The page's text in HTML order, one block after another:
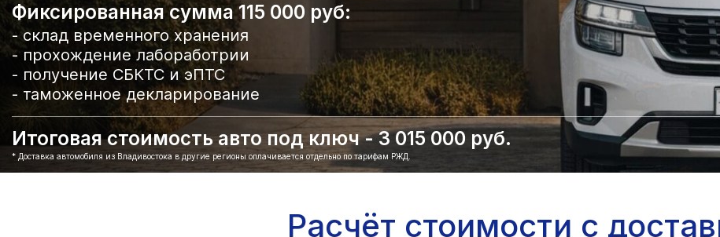
Фиксированная сумма 115 000 руб:
- склад временного хранения
- прохождение лабоработрии
- получение СБКТС и эПТС
- таможенное декларирование
Итоговая стоимость авто под ключ - 3 015 000 руб.
* Доставка автомобиля из Владивостока в другие регионы оплачивается отдельно по тарифам РЖД.
Расчёт стоимости с